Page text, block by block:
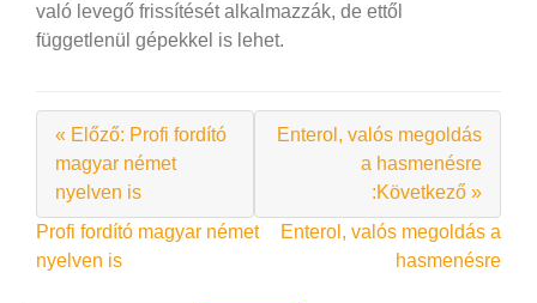
való levegő frissítését alkalmazzák, de ettől
függetlenül gépekkel is lehet.
« Előző: Profi fordító
magyar német
nyelven is
Enterol, valós megoldás
a hasmenésre
:Következő »
Bejegyzés
navigáció
Profi fordító magyar német
nyelven is
Enterol, valós megoldás a
hasmenésre